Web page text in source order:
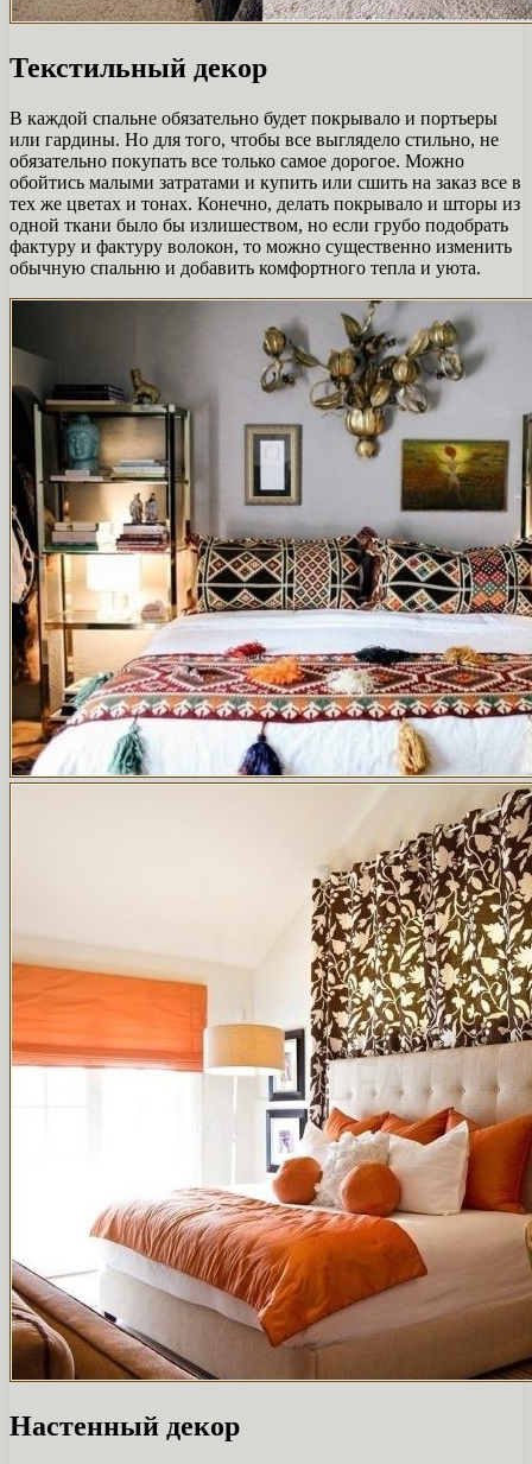
Текстильный декор
В каждой спальне обязательно будет покрывало и портьеры
или гардины. Но для того, чтобы все выглядело стильно, не
обязательно покупать все только самое дорогое. Можно
обойтись малыми затратами и купить или сшить на заказ все в
тех же цветах и ​​тонах. Конечно, делать покрывало и шторы из
одной ткани было бы излишеством, но если грубо подобрать
фактуру и фактуру волокон, то можно существенно изменить
обычную спальню и добавить комфортного тепла и уюта.
Настенный декор